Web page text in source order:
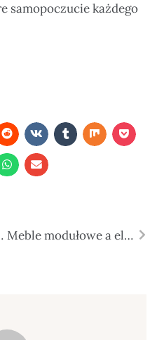
samopoczucie każdego
chwilach Meble modułowe a elastyczny styl życia i częste zmiany potrzeb